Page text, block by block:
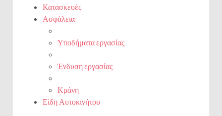
Κατασκευές
Ασφάλεια
Υποδήματα εργασίας
Ένδυση εργασίας
Κράνη
Είδη Αυτοκινήτου